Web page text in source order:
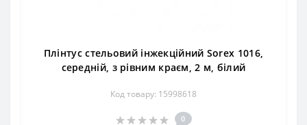
Плінтус стельовий інжекційний Sorex 1016,
середній, з рівним краєм, 2 м, білий
Код товару: 15998618
0